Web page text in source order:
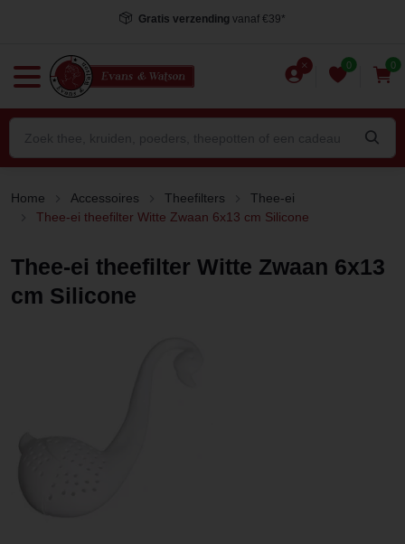
Gratis verzending vanaf €39*
0 0
Home Accessoires Theefilters
Thee-ei
Thee-ei theefilter Witte Zwaan 6x13 cm Silicone
Thee-ei theefilter Witte Zwaan 6x13
cm Silicone